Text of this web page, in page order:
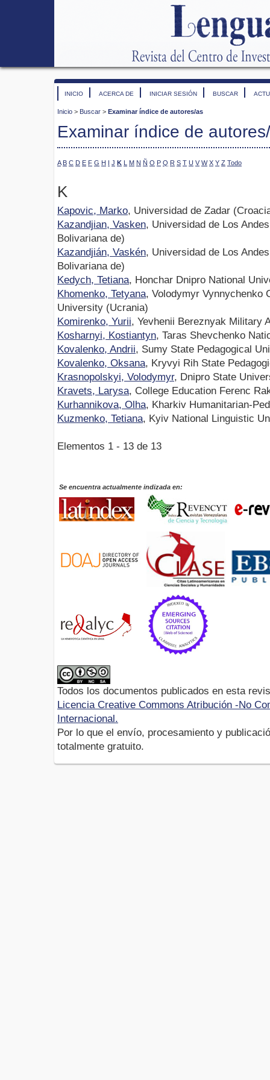
INICIO ACERCA DE INICIAR SESIÓN BUSCAR
Inicio > Buscar > Examinar índice de autores/as
Examinar índice de
A B C D E F G H I J K L M N Ñ O P Q R S T U V W X Y Z Todo
K
Kapovic, Marko, Universidad de Zadar
Kazandjian, Vasken, Universidad de Los
Bolivariana de)
Kazandjián, Vaskén, Universidad de Los
Bolivariana de)
Kedych, Tetiana, Honchar Dnipro National
Khomenko, Tetyana, Volodymyr Vynnychenko
University (Ucrania)
Komirenko, Yurii, Yevhenii Bereznyak Military
Kosharnyi, Kostiantyn, Taras Shevchenko
Kovalenko, Andrii, Sumy State Pedagogical
Kovalenko, Oksana, Kryvyi Rih State
Krasnopolskyi, Volodymyr, Dnipro State
Kravets, Larysa, College Education Ferenc
Kurhannikova, Olha, Kharkiv Humanitarian-
Kuzmenko, Tetiana, Kyiv National Linguistic
Elementos 1 - 13 de 13
Se encuentra actualmente indizada en:
Todos los documentos publicados en esta
Licencia Creative Commons Atribución -No
Internacional.
Por lo que el envío, procesamiento y
totalmente gratuito.